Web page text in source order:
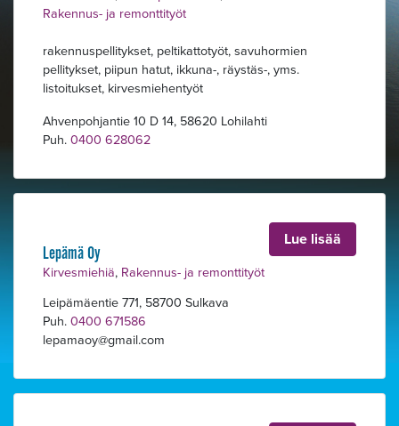
Rakennus- ja remonttityöt
rakennuspellitykset, peltikattotyöt, savuhormien
pellitykset, piipun hatut, ikkuna-, räystäs-, yms.
listoitukset, kirvesmiehentyöt
Ahvenpohjantie 10 D 14, 58620 Lohilahti
Puh.0400 628062
Lepämä Oy
Kirvesmiehiä, Rakennus- ja remonttityöt
Lue lisää
Leipämäentie 771, 58700 Sulkava
Puh.0400 671586
lepamaoy gmail.com